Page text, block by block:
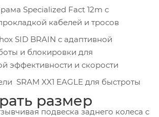
Specialized Fact 12m с
кабелей и тросов
SID BRAIN с адаптивной
и блокировки для
эффективности и скорости
SRAM XX1 EAGLE для быстроты
подвеска заднего колеса с
размер